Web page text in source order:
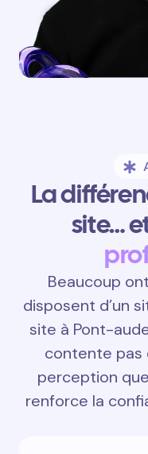
La
site…
Beaucoup
disposent d’un
site à Pont-
contente pas
perception
renforce la